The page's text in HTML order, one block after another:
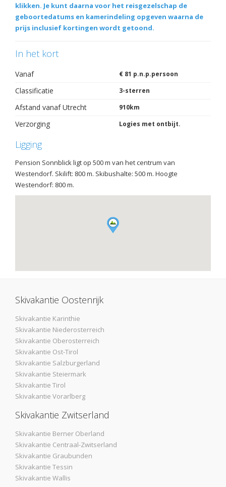
klikken. Je kunt daarna voor het reisgezelschap de
geboortedatums en kamerindeling opgeven waarna de
prijs inclusief kortingen wordt getoond.
In het kort
Vanaf € 81 p.n.p.persoon
Classificatie 3-sterren
Afstand vanaf Utrecht 910km
Verzorging Logies met ontbijt.
Ligging
Pension Sonnblick ligt op 500 m van het centrum van
Westendorf. Skilift: 800 m. Skibushalte: 500 m. Hoogte
Westendorf: 800 m.
Skivakantie Oostenrijk
Skivakantie Karinthie
Skivakantie Niederosterreich
Skivakantie Oberosterreich
Skivakantie Ost-Tirol
Skivakantie Salzburgerland
Skivakantie Steiermark
Skivakantie Tirol
Skivakantie Vorarlberg
Skivakantie Zwitserland
Skivakantie Berner Oberland
Skivakantie Centraal-Zwitserland
Skivakantie Graubunden
Skivakantie Tessin
Skivakantie Wallis